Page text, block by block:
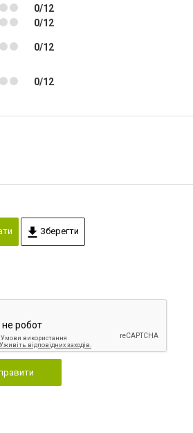
0/12
0/12
0/12
0/12
Зберегти